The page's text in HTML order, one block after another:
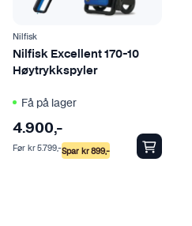
Nilfisk
Nilfisk Excellent 170-10
Høytrykkspyler
Få på lager
4.900,-
Spar kr899,-
Før kr5.799,-